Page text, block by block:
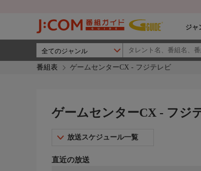
ジャ
番組表 ゲームセンターCX - フジテレビ
ゲームセンターCX - フジ
放送スケジュール一覧
直近の放送